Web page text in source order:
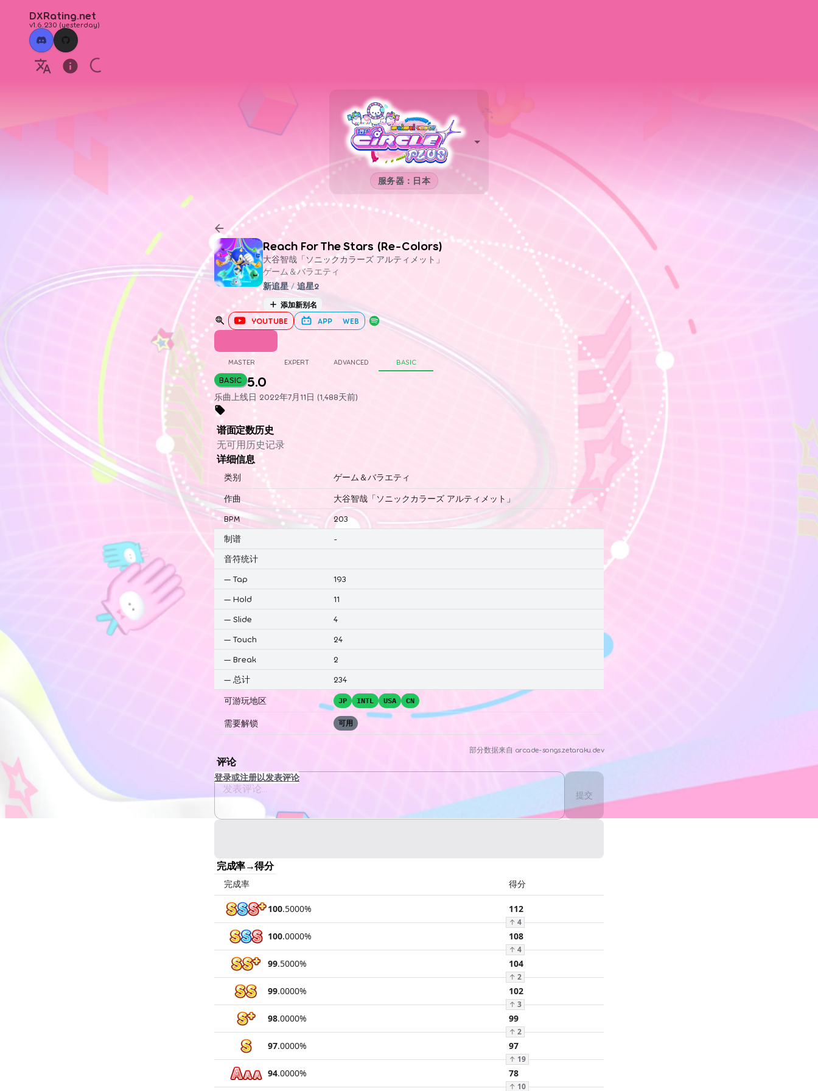
DXRating.net
v1.6.230 (yesterday)
服务器：日本
Reach For The Stars (Re-Colors)
大谷智哉「ソニックカラーズ アルティメット」
ゲーム＆バラエティ
新追星 / 追星2
添加新别名
YOUTUBE APP WEB
MASTER EXPERT ADVANCED BASIC
BASIC 5.0
乐曲上线日 2022年7月11日 (1,488天前)
谱面定数历史
无可用历史记录
详细信息
类别 ゲーム＆バラエティ
作曲
大谷智哉「ソニックカラーズ アルティメット」
BPM
203
制谱
-
音符统计
— Tap
193
— Hold
11
— Slide
4
— Touch
24
— Break
2
— 总计 234
可游玩地区 JP INTL USA CN
需要解锁 可用
部分数据来自 arcade-songs.zetaraku.dev
评论
提交
登录或注册以发表评论
完成率→得分
完成率 得分
100.5000% 112
↑ 4
100.0000% 108
↑ 4
99.5000% 104
↑ 2
99.0000% 102
↑ 3
98.0000% 99
↑ 2
97.0000% 97
↑ 19
94.0000% 78
↑ 10